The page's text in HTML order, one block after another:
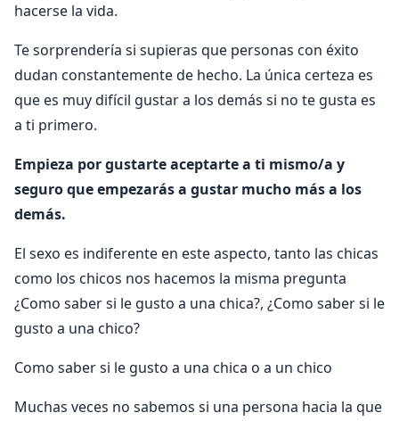
hacerse la vida.
Te sorprendería si supieras que personas con éxito
dudan constantemente de hecho. La única certeza es
que es muy difícil gustar a los demás si no te gusta es
a ti primero.
Empieza por gustarte aceptarte a ti mismo/a y
seguro que empezarás a gustar mucho más a los
demás.
El sexo es indiferente en este aspecto, tanto las chicas
como los chicos nos hacemos la misma pregunta
¿Como saber si le gusto a una chica?, ¿Como saber si le
gusto a una chico?
Como saber si le gusto a una chica o a un chico
Muchas veces no sabemos si una persona hacia la que